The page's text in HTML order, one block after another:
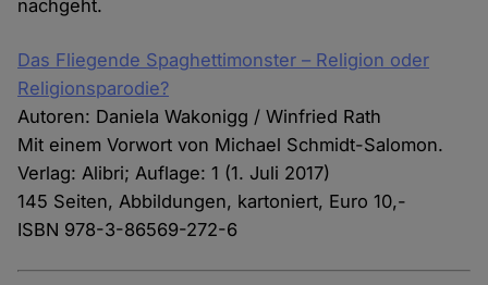
nachgeht.
Das Fliegende Spaghettimonster – Religion oder
Religionsparodie?
Autoren: Daniela Wakonigg / Winfried Rath
Mit einem Vorwort von Michael Schmidt-Salomon.
Verlag: Alibri; Auflage: 1 (1. Juli 2017)
145 Seiten, Abbildungen, kartoniert, Euro 10,-
ISBN 978-3-86569-272-6